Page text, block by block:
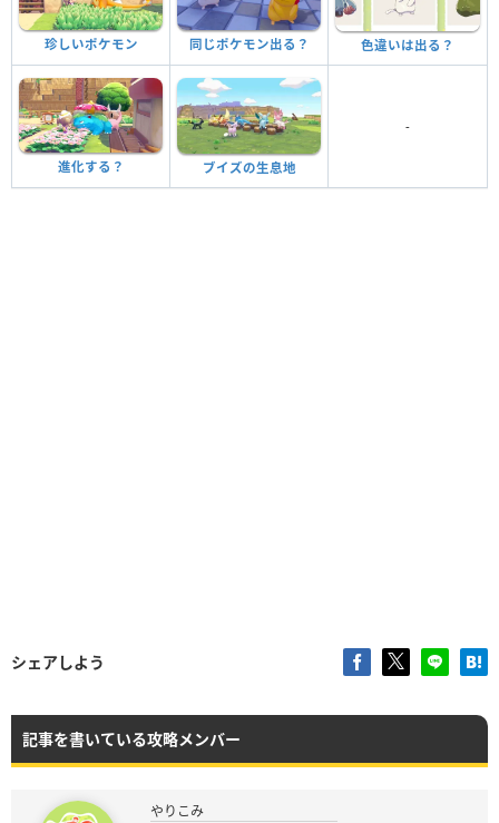
珍しいポケモン 同じポケモン出る？ 色違いは出る？
進化する？ ブイズの生息地
-
シェアしよう
記事を書いている攻略メンバー
やりこみ